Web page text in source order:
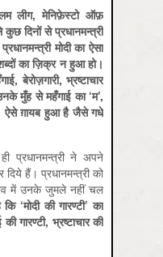
लीग,मेनिफ़ेस्टो ऑफ़
कुछ दिनों से प्रधानमन्त्री
प्रधानमन्त्री मोदी का ऐसा
का ज़िक्र न हुआ हो।
,बेरोज़गारी,भ्रष्टाचार
मुँह से महँगाई का‘म’,
ऐसे ग़ायब हुआ है जैसे गधे
प्रधानमन्त्री ने अपने
हैं। प्रधानमन्त्री को
में उनके जुमले नहीं चल
कि‘मोदी की गारण्टी’का
की गारण्टी, भ्रष्टाचार की